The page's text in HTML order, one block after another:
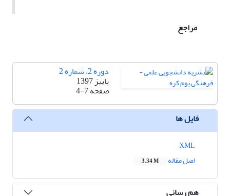
مراجع
دوره 2، شماره 2
پاییز 1397
صفحه4-7
فایل ها
اصل مقاله
3.34 M
هم رسانی